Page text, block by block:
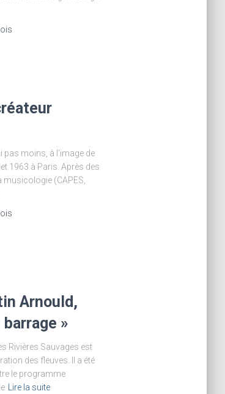
pas moins, à l’image de
1963 à Paris. Après des
(CAPES,
Arnould,
»
Rivières Sauvages est
des fleuves. Il a été
le programme
Lire la suite